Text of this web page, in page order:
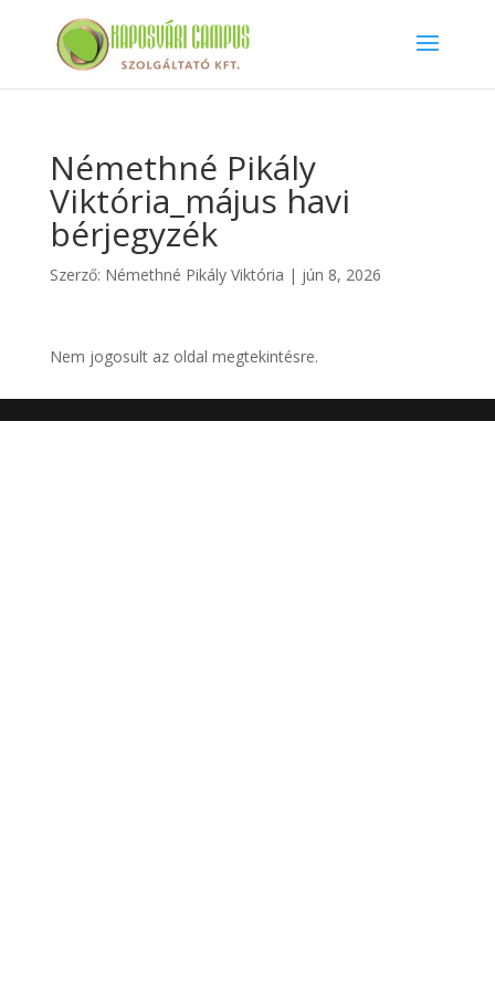
Némethné Pikály
Viktória_május havi
bérjegyzék
Szerző: Némethné Pikály Viktória | jún 8, 2026
Nem jogosult az oldal megtekintésre.